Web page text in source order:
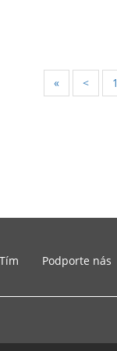
« < 1
Tím Podporte nás